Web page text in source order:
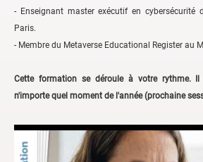
- Enseignant master exécutif en cybersécurité
Paris.
- Membre du Metaverse Educational Register au
Cette formation se déroule à votre rythme.
n'importe quel moment de l'année (prochaine